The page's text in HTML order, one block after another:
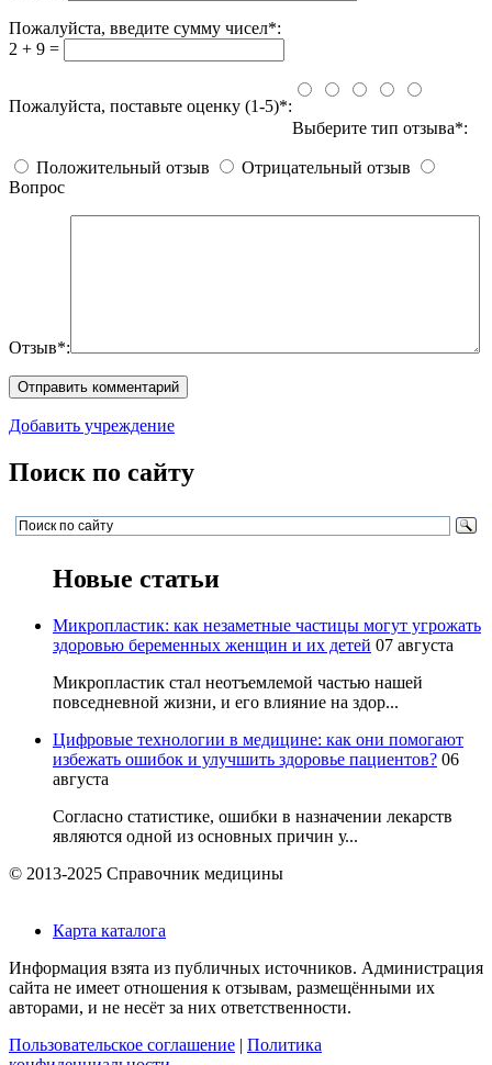
Пожалуйста, введите сумму чисел*:
2 + 9 =
Пожалуйста, поставьте оценку (1-5)*:
Выберите тип отзыва*:
Положительный отзыв
Отрицательный отзыв
Вопрос
Отзыв*:
Добавить учреждение
Поиск по сайту
Новые статьи
Микропластик: как незаметные частицы могут угрожать
здоровью беременных женщин и их детей 07 августа
Микропластик стал неотъемлемой частью нашей
повседневной жизни, и его влияние на здор...
Цифровые технологии в медицине: как они помогают
избежать ошибок и улучшить здоровье пациентов? 06
августа
Согласно статистике, ошибки в назначении лекарств
являются одной из основных причин у...
© 2013-2025 Справочник медицины
Карта каталога
Информация взята из публичных источников. Администрация
сайта не имеет отношения к отзывам, размещёнными их
авторами, и не несёт за них ответственности.
Пользовательское соглашение | Политика